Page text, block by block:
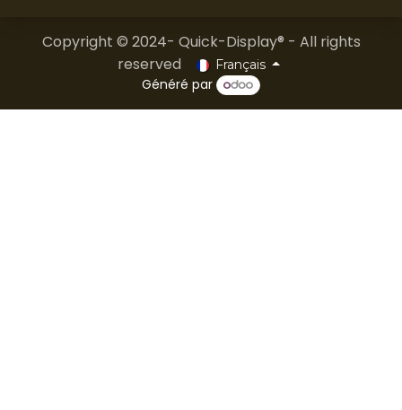
Copyright © 2024- Quick-Display® - All rights
reserved
Français
Généré par